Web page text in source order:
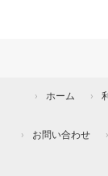
ホーム
お問い合わせ